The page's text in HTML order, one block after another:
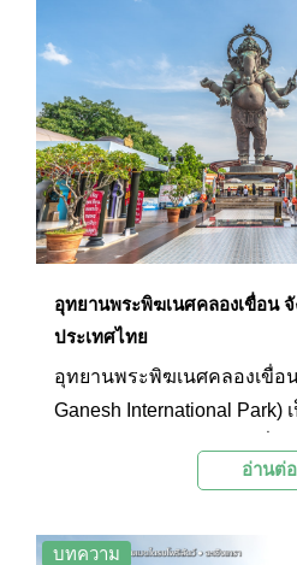
จังหวัดฉะเชิงเทรา และตลา
ตลาดคลองสวน 100 ปี อีกทั้
หลายแห่งที่เป็นสถานที่ท่องเ
จังหวัด โดยทาง Palanla ได้
ยอดนิยมในจังหวัดฉะเชิงเท
อุทยานพระพิฆเนศคลองเขื่อน จั
ประเทศไทย
อุทยานพระพิฆเนศคลองเขื่อ
Ganesh International Park)
มหึมาซึ่งสามารถมองเห็นอง
อุทยานยังมีร้านค้าจำหน่าย
อ่านต่อ
บทความ